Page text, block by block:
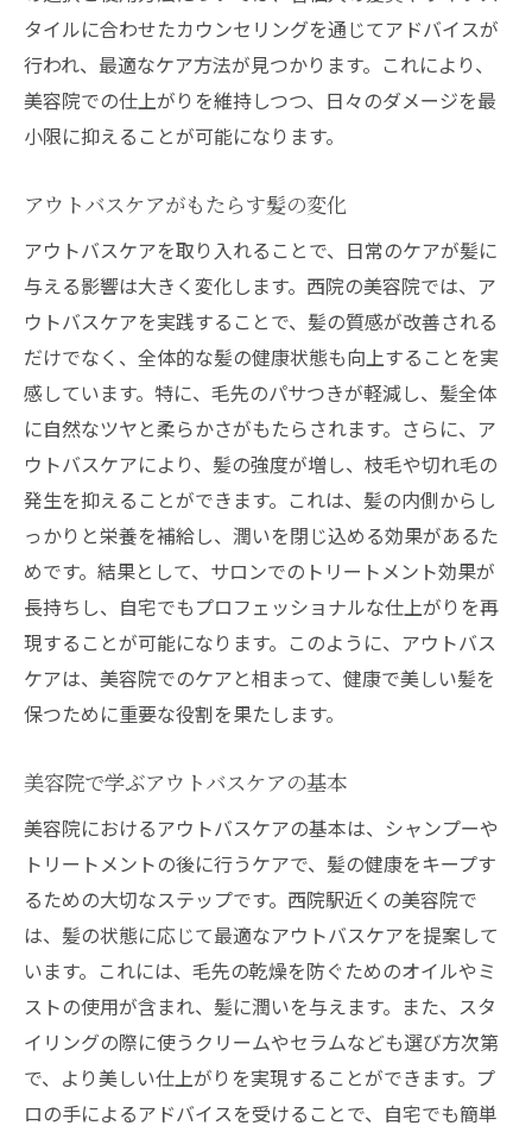
タイルに合わせたカウンセリングを通じてアドバイスが
行われ、最適なケア方法が見つかります。これにより、
美容院での仕上がりを維持しつつ、日々のダメージを最
小限に抑えることが可能になります。
アウトバスケアがもたらす髪の変化
アウトバスケアを取り入れることで、日常のケアが髪に
与える影響は大きく変化します。西院の美容院では、ア
ウトバスケアを実践することで、髪の質感が改善される
だけでなく、全体的な髪の健康状態も向上することを実
感しています。特に、毛先のパサつきが軽減し、髪全体
に自然なツヤと柔らかさがもたらされます。さらに、ア
ウトバスケアにより、髪の強度が増し、枝毛や切れ毛の
発生を抑えることができます。これは、髪の内側からし
っかりと栄養を補給し、潤いを閉じ込める効果があるた
めです。結果として、サロンでのトリートメント効果が
長持ちし、自宅でもプロフェッショナルな仕上がりを再
現することが可能になります。このように、アウトバス
ケアは、美容院でのケアと相まって、健康で美しい髪を
保つために重要な役割を果たします。
美容院で学ぶアウトバスケアの基本
美容院におけるアウトバスケアの基本は、シャンプーや
トリートメントの後に行うケアで、髪の健康をキープす
るための大切なステップです。西院駅近くの美容院で
は、髪の状態に応じて最適なアウトバスケアを提案して
います。これには、毛先の乾燥を防ぐためのオイルやミ
ストの使用が含まれ、髪に潤いを与えます。また、スタ
イリングの際に使うクリームやセラムなども選び方次第
で、より美しい仕上がりを実現することができます。プ
ロの手によるアドバイスを受けることで、自宅でも簡単